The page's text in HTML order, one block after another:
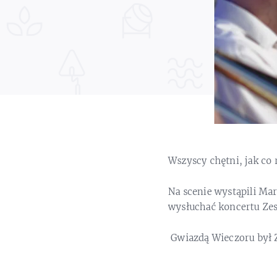
Wszyscy chętni, jak
Na scenie wystąpili
wysłuchać koncertu
Gwiazdą Wieczoru był